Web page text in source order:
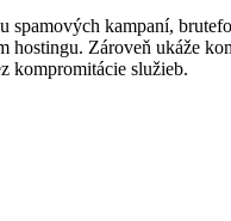
spamových kampaní,
hostingu. Zároveň ukáže
kompromitácie služieb.